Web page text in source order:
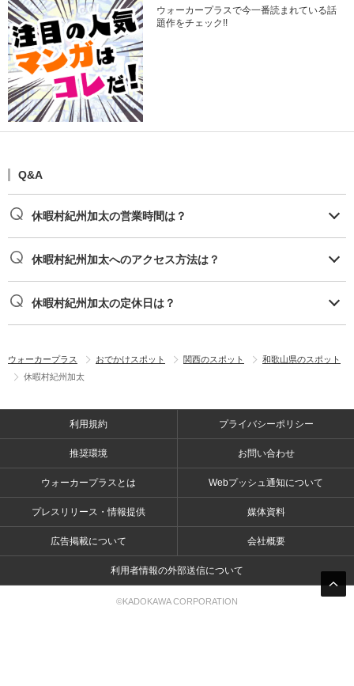
ウォーカープラスで今一番読まれている話
題作をチェック!!
Q&A
休暇村紀州加太の営業時間は？
休暇村紀州加太へのアクセス方法は？
休暇村紀州加太の定休日は？
ウォーカープラス おでかけスポット 関西のスポット
和歌山県のスポット
休暇村紀州加太
利用規約 プライバシーポリシー
推奨環境 お問い合わせ
ウォーカープラスとは Webプッシュ通知について
プレスリリース・情報提供 媒体資料
広告掲載について 会社概要
利用者情報の外部送信について
©KADOKAWA CORPORATION